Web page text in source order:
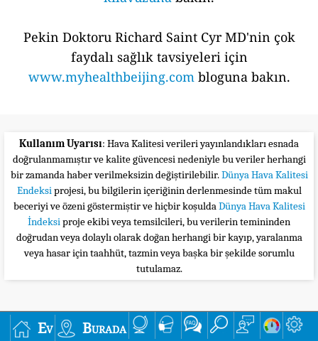
Pekin Doktoru Richard Saint Cyr MD'nin çok
faydalı sağlık tavsiyeleri için
www.myhealthbeijing.combloguna bakın.
Kullanım Uyarısı: Hava Kalitesi verileri yayınlandıkları esnada
doğrulanmamıştır ve kalite güvencesi nedeniyle bu veriler herhangi
bir zamanda haber verilmeksizin değiştirilebilir.Dünya Hava Kalitesi
Endeksiprojesi, bu bilgilerin içeriğinin derlenmesinde tüm makul
beceriyi ve özeni göstermiştir ve hiçbir koşuldaDünya Hava Kalitesi
İndeksiproje ekibi veya temsilcileri, bu verilerin temininden
doğrudan veya dolaylı olarak doğan herhangi bir kayıp, yaralanma
veya hasar için taahhüt, tazmin veya başka bir şekilde sorumlu
tutulamaz.
Ev Burada